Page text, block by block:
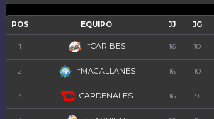
POS EQUIPO JJ JG
1 *CARIBES 16 10
2 *MAGALLANES 16 10
3 CARDENALES 16 9